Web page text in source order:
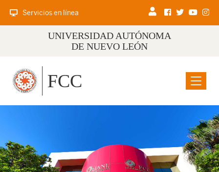
Servicios en línea
UNIVERSIDAD AUTÓNOMA
DE NUEVO LEÓN
Menu
FCC